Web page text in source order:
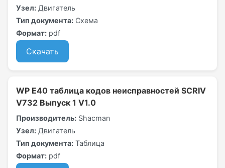
Узел: Двигатель
Тип документа: Схема
Формат: pdf
Скачать
WP Е40 таблица кодов неисправностей SCRIV
V732 Выпуск 1 V1.0
Производитель: Shacman
Узел: Двигатель
Тип документа: Таблица
Формат: pdf